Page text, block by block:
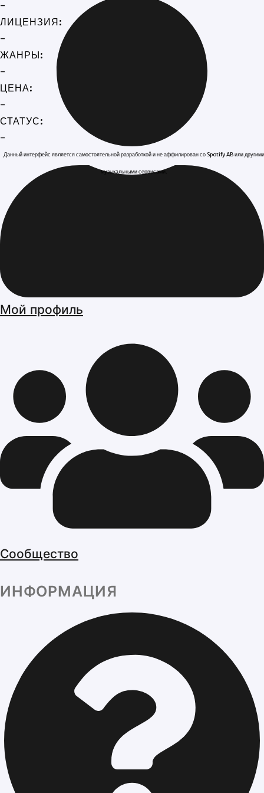
Мой профиль
Сообщество
ИНФОРМАЦИЯ
-
ЛИЦЕНЗИЯ:
-
ЖАНРЫ:
-
ЦЕНА:
-
СТАТУС:
-
Данный интерфейс является самостоятельной разработкой и не аффилирован со Spotify AB или другими
музыкальными сервисами.